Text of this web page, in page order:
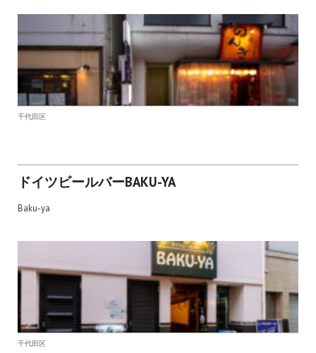
千代田区
ドイツビールバーBAKU-YA
Baku-ya
千代田区